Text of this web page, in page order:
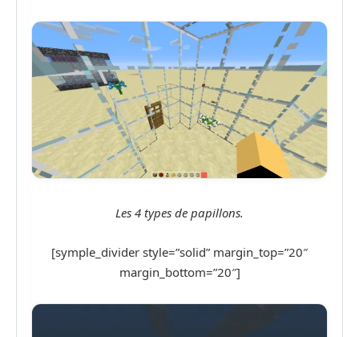
Les 4 types de papillons.
[symple_divider style=”solid” margin_top=”20″
margin_bottom=”20″]